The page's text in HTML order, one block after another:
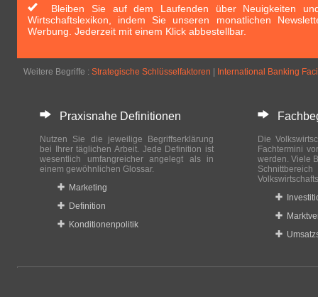
Bleiben Sie auf dem Laufenden über Neuigkeiten
Wirtschaftslexikon, indem Sie unseren monatlichen
Werbung. Jederzeit mit einem Klick abbestellbar.
Weitere Begriffe : Strategische Schlüsselfaktoren International Banking
Praxisnahe Definitionen
Nutzen Sie die jeweilige Begriffserklärung
bei Ihrer täglichen Arbeit. Jede Definition ist
wesentlich umfangreicher angelegt als in
einem gewöhnlichen Glossar.
Marketing
Definition
Konditionenpolitik
Die
Fachtermini
werden. Viele